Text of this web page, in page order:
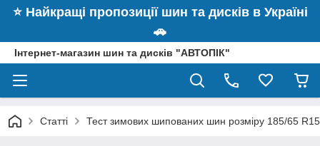
⭐️ Найкращі пропозиції шин та дисків в Україні
🚗
Інтернет-магазин шин та дисків "АВТОПІК"
Статті Тест зимових шипованих шин розміру 185/65 R15